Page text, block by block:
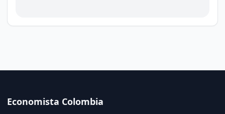
Economista Colombia